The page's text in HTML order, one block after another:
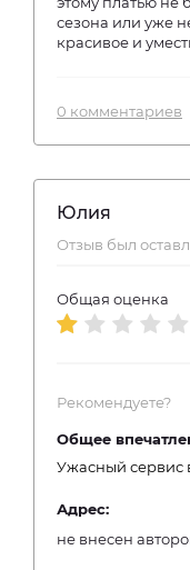
сезона или уже
красивое и
0 комментариев
Юлия
Общая оценка
Рекомендуете?
Общее
Ужасный сервис
Адрес:
не внесен